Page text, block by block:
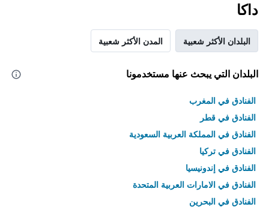
داكا
البلدان الأكثر شعبية المدن الأكثر شعبية
البلدان التي يبحث عنها مستخدمونا
الفنادق في المغرب
الفنادق في قطر
الفنادق في المملكة العربية السعودية
الفنادق في تركيا
الفنادق في إندونيسيا
الفنادق في الامارات العربية المتحدة
الفنادق في البحرين